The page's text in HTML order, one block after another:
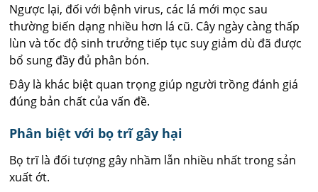
Ngược lại, đối với bệnh virus, các lá mới mọc sau
thường biến dạng nhiều hơn lá cũ. Cây ngày càng thấp
lùn và tốc độ sinh trưởng tiếp tục suy giảm dù đã được
bổ sung đầy đủ phân bón.
Đây là khác biệt quan trọng giúp người trồng đánh giá
đúng bản chất của vấn đề.
Phân biệt với bọ trĩ gây hại
Bọ trĩ là đối tượng gây nhầm lẫn nhiều nhất trong sản
xuất ớt.